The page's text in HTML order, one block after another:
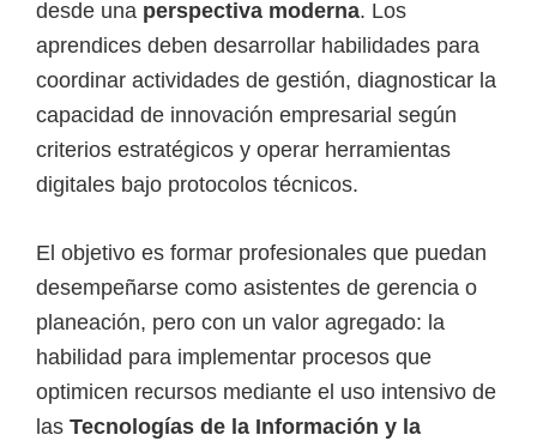
e
l
S
E
N
A
desde una perspectiva moderna. Los
aprendices deben desarrollar habilidades para
coordinar actividades de gestión, diagnosticar la
capacidad de innovación empresarial según
criterios estratégicos y operar herramientas
digitales bajo protocolos técnicos.
El objetivo es formar profesionales que puedan
desempeñarse como asistentes de gerencia o
planeación, pero con un valor agregado: la
habilidad para implementar procesos que
optimicen recursos mediante el uso intensivo de
las Tecnologías de la Información y la